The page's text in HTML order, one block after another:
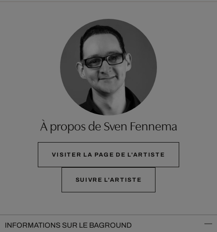
À propos de Sven Fennema
VISITER LA PAGE DE L'ARTISTE
SUIVRE L'ARTISTE
INFORMATIONS SUR LE BAGROUND